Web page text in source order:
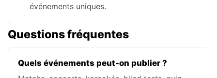
événements uniques.
Questions fréquentes
Quels événements peut-on publier ?